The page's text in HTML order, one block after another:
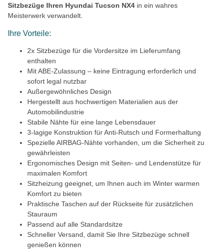
Sitzbezüge Ihren Hyundai Tucson NX4 in ein wahres
Meisterwerk verwandelt.
Ihre Vorteile:
2x Sitzbezüge für die Vordersitze im Lieferumfang
enthalten
Mit ABE-Zulassung – keine Eintragung erforderlich und
sofort legal nutzbar
Außergewöhnliches Design
Hergestellt aus hochwertigen Materialien aus der
Automobilindustrie
Stabile Nähte für eine lange Lebensdauer
3-lagige Konstruktion für Anti-Rutsch und Formerhaltung
Spezielle AIRBAG-Nähte vorhanden, um die Sicherheit zu
gewährleisten
Ergonomisches Design mit Seiten- und Lendenstütze für
maximalen Komfort
Sitzheizung geeignet, um Ihnen auch im Winter warmen
Komfort zu bieten
Praktische Taschen auf der Rückseite für zusätzlichen
Stauraum
Passend auf alle Standardsitze
Schneller Versand, damit Sie Ihre Sitzbezüge schnell
genießen können